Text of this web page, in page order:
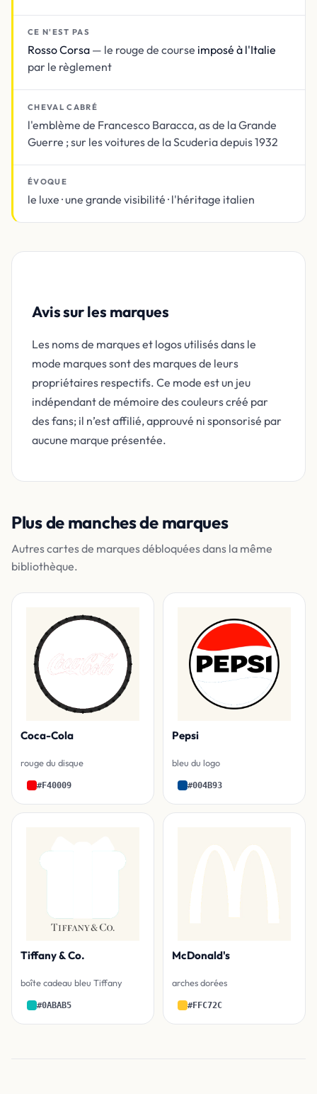
CE N'EST PAS
Rosso Corsa — le rouge de course imposé à l'Italie
par le règlement
CHEVAL CABRÉ
l'emblème de Francesco Baracca, as de la Grande
Guerre ; sur les voitures de la Scuderia depuis 1932
ÉVOQUE
le luxe · une grande visibilité · l'héritage italien
Avis sur les marques
Les noms de marques et logos utilisés dans le
mode marques sont des marques de leurs
propriétaires respectifs. Ce mode est un jeu
indépendant de mémoire des couleurs créé par
des fans; il n’est affilié, approuvé ni sponsorisé par
aucune marque présentée.
Plus de manches de marques
Autres cartes de marques débloquées dans la même
bibliothèque.
Coca-Cola
rouge du disque
#F40009
Pepsi
bleu du logo
#004B93
Tiffany & Co.
boîte cadeau bleu Tiffany
#0ABAB5
McDonald's
arches dorées
#FFC72C